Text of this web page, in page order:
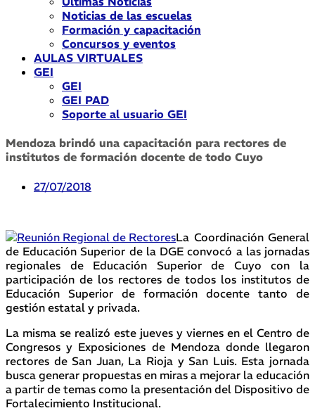
Noticias de las escuelas
Formación y capacitación
Concursos y eventos
AULAS VIRTUALES
GEI
GEI
GEI PAD
Soporte al usuario GEI
Mendoza brindó una capacitación para rectores de
institutos de formación docente de todo Cuyo
27/07/2018
La Coordinación General
de Educación Superior de la DGE convocó a las jornadas
regionales de Educación Superior de Cuyo con la
participación de los rectores de todos los institutos de
Educación Superior de formación docente tanto de
gestión estatal y privada.
La misma se realizó este jueves y viernes en el Centro de
Congresos y Exposiciones de Mendoza donde llegaron
rectores de San Juan, La Rioja y San Luis. Esta jornada
busca generar propuestas en miras a mejorar la educación
a partir de temas como la presentación del Dispositivo de
Fortalecimiento Institucional.